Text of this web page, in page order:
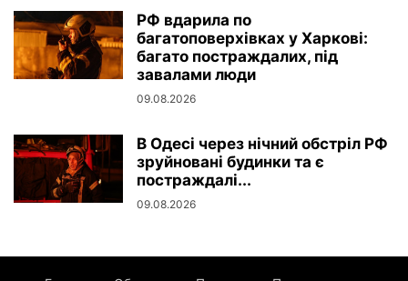
РФ вдарила по
багатоповерхівках у Харкові:
багато постраждалих, під
завалами люди
09.08.2026
В Одесі через нічний обстріл РФ
зруйновані будинки та є
постраждалі...
09.08.2026